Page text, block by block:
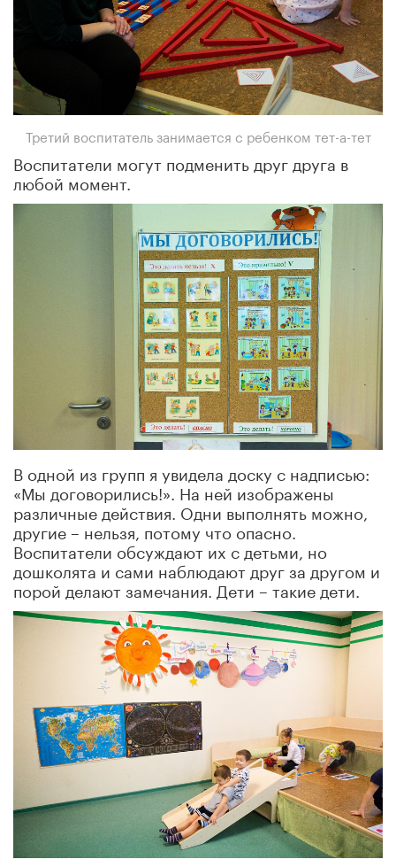
Третий воспитатель занимается с ребенком тет-а-тет
Воспитатели могут подменить друг друга в
любой момент.
В одной из групп я увидела доску с надписью:
«Мы договорились!». На ней изображены
различные действия. Одни выполнять можно,
другие – нельзя, потому что опасно.
Воспитатели обсуждают их с детьми, но
дошколята и сами наблюдают друг за другом и
порой делают замечания. Дети – такие дети.